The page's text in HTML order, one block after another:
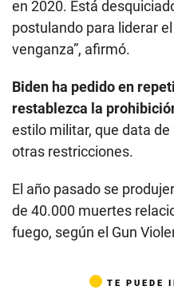
en 2020. Está
postulando para liderar
venganza”, afirmó.
Biden ha pedido en
restablezca la
estilo militar, que data
otras restricciones.
El año pasado se
de 40.000 muertes
fuego, según el Gun
TE PUEDE